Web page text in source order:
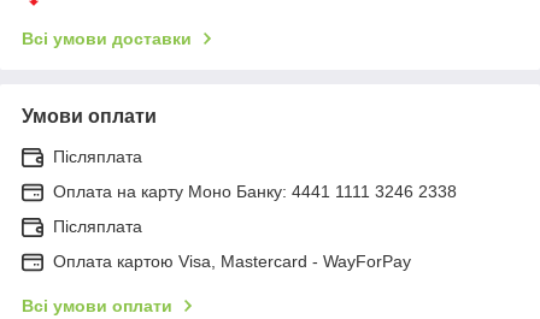
Всі умови доставки
Умови оплати
Післяплата
Оплата на карту Моно Банку: 4441 1111 3246 2338
Післяплата
Оплата картою Visa, Mastercard - WayForPay
Всі умови оплати